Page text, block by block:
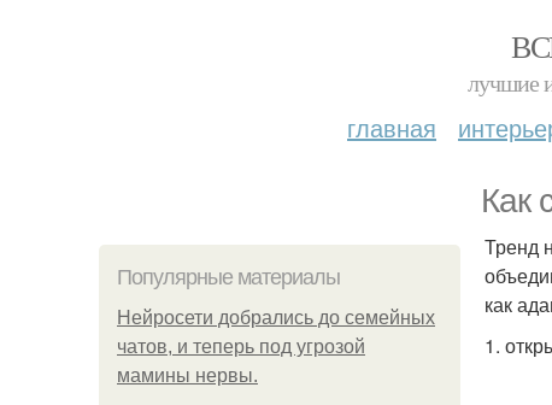
лучшие
главная
Как
Популярные материалы
Нейросети добрались до семейных
чатов, и теперь под угрозой
мамины нервы.
Тренд
как
1.